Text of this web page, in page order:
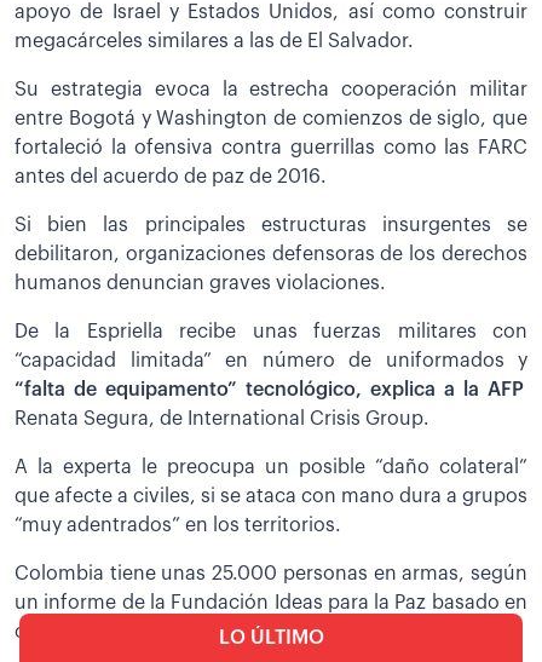
LO ÚLTIMO
apoyo de Israel y Estados Unidos, así como construir
megacárceles similares a las de El Salvador.
Su estrategia evoca la estrecha cooperación militar
entre Bogotá y Washington de comienzos de siglo, que
fortaleció la ofensiva contra guerrillas como las FARC
antes del acuerdo de paz de 2016.
Si bien las principales estructuras insurgentes se
debilitaron, organizaciones defensoras de los derechos
humanos denuncian graves violaciones.
De la Espriella recibe unas fuerzas militares con
“capacidad limitada” en número de uniformados y
“falta de equipamento” tecnológico, explica a la AFP
Renata Segura, de International Crisis Group.
A la experta le preocupa un posible “daño colateral”
que afecte a civiles, si se ataca con mano dura a grupos
“muy adentrados” en los territorios.
Colombia tiene unas 25.000 personas en armas, según
un informe de la Fundación Ideas para la Paz basado en
cifras oficiales de 2025.